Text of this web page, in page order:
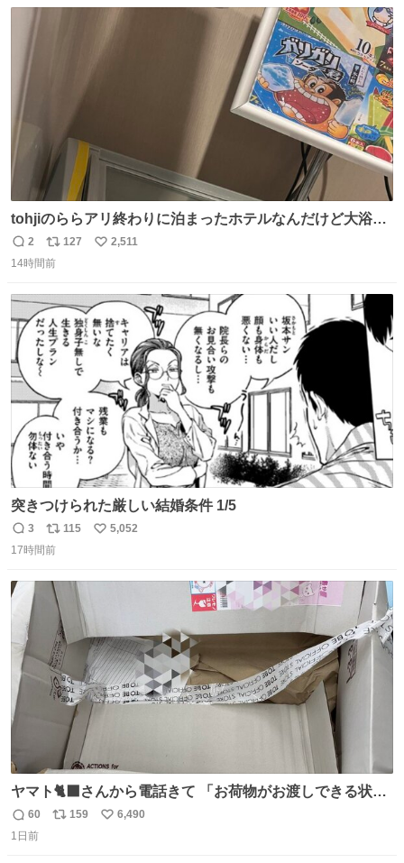
tohjiのららアリ終わりに泊まったホテルなんだけど大浴場
にアイス置いてあって バニラがこれだった 粋な計らいあり
がとう
返
信
2
リ
ポ
ト
数
127
い
数
2,511
14時間前
突きつけられた厳しい結婚条件 1/5
返
信
3
リ
ポ
ト
115
い
5,052
17時間前
ヤマト🐈‍⬛さんから電話きて 「お荷物がお渡しできる状況
でない程潰れてまして」って えっ😳 見に行くとこの状態
😭 海渡ってくる時に潰れたっぽい 「一旦戻して新しいの
返
信
60
リ
159
い
6,490
1日前